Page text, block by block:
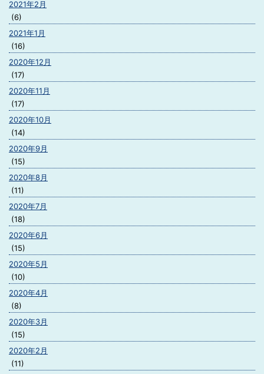
2021年2月
(6)
2021年1月
(16)
2020年12月
(17)
2020年11月
(17)
2020年10月
(14)
2020年9月
(15)
2020年8月
(11)
2020年7月
(18)
2020年6月
(15)
2020年5月
(10)
2020年4月
(8)
2020年3月
(15)
2020年2月
(11)